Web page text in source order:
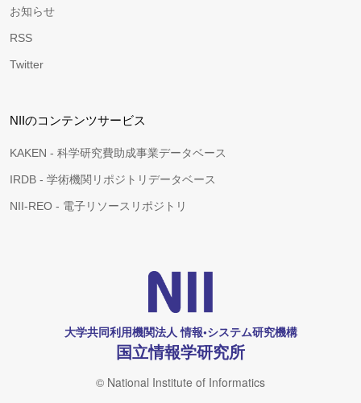
お知らせ
RSS
Twitter
NIIのコンテンツサービス
KAKEN - 科学研究費助成事業データベース
IRDB - 学術機関リポジトリデータベース
NII-REO - 電子リソースリポジトリ
大学共同利用機関法人 情報•システム研究機構
国立情報学研究所
© National Institute of Informatics